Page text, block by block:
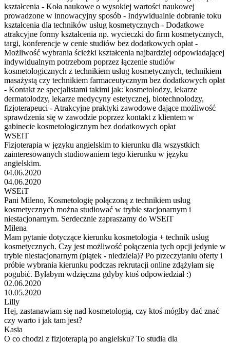
kształcenia - Koła naukowe o wysokiej wartości naukowej
prowadzone w innowacyjny sposób - Indywidualnie dobranie toku
kształcenia dla techników usług kosmetycznych - Dodatkowe
atrakcyjne formy kształcenia np. wycieczki do firm kosmetycznych,
targi, konferencje w cenie studiów bez dodatkowych opłat -
Możliwość wybrania ścieżki kształcenia najbardziej odpowiadającej
indywidualnym potrzebom poprzez łączenie studiów
kosmetologicznych z technikiem usług kosmetycznych, technikiem
masażystą czy technikiem farmaceutycznym bez dodatkowych opłat
- Kontakt ze specjalistami takimi jak: kosmetolodzy, lekarze
dermatolodzy, lekarze medycyny estetycznej, biotechnolodzy,
fizjoterapeuci - Atrakcyjne praktyki zawodowe dające możliwość
sprawdzenia się w zawodzie poprzez kontakt z klientem w
gabinecie kosmetologicznym bez dodatkowych opłat
WSEiT
Fizjoterapia w języku angielskim to kierunku dla wszystkich
zainteresowanych studiowaniem tego kierunku w języku
angielskim.
04.06.2020
04.06.2020
WSEiT
Pani Mileno, Kosmetologię połączoną z technikiem usług
kosmetycznych można studiować w trybie stacjonarnym i
niestacjonarnym. Serdecznie zapraszamy do WSEiT
Milena
Mam pytanie dotyczące kierunku kosmetologia + technik usług
kosmetycznych. Czy jest możliwość połączenia tych opcji jedynie w
trybie niestacjonarnym (piątek - niedziela)? Po przeczytaniu oferty i
próbie wybrania kierunku podczas rekrutacji online zdążyłam się
pogubić. Byłabym wdzięczna gdyby ktoś odpowiedział :)
02.06.2020
10.05.2020
Lilly
Hej, zastanawiam się nad kosmetologią, czy ktoś mógłby dać znać
czy warto i jak tam jest?
Kasia
O co chodzi z fizjoterapią po angielsku? To studia dla